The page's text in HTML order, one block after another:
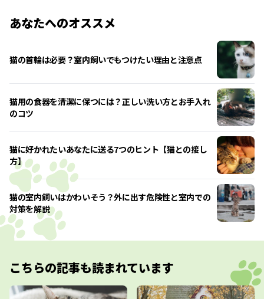
あなたへのオススメ
猫の首輪は必要？室内飼いでもつけたい理由と注意点
猫用の食器を清潔に保つには？正しい洗い方とお手入れ
のコツ
猫に好かれたいあなたに送る7つのヒント【猫との接し
方】
猫の室内飼いはかわいそう？外に出す危険性と室内での
対策を解説
こちらの記事も読まれています